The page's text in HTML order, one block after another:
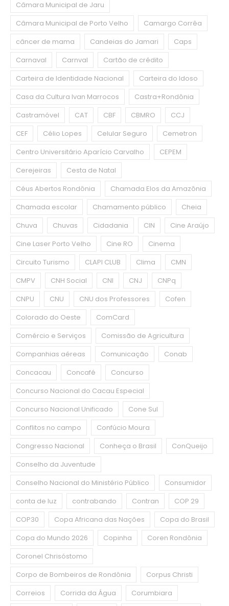
Câmara Municipal de Jaru
Câmara Municipal de Porto Velho
Camargo Corrêa
câncer de mama
Candeias do Jamari
Caps
Carnaval
Carnval
Cartão de crédito
Carteira de Identidade Nacional
Carteira do Idoso
Casa da Cultura Ivan Marrocos
Castra+Rondônia
Castramóvel
CAT CBF CBMRO
CCJ
CEF
Célio Lopes Celular Seguro
Cemetron
Centro Universitário Aparício Carvalho
CEPEM
Cerejeiras
Cesta de Natal
Céus Abertos Rondônia
Chamada Elos da Amazônia
Chamada escolar
Chamamento público
Cheia
Chuva
Chuvas Cidadania CIN
Cine Araújo
Cine Laser Porto Velho
Cine RO
Cinema
Circuito Turismo
CLAPI CLUB Clima
CMN
CMPV
CNH Social CNI CNJ
CNPq
CNPU
CNU CNU dos Professores
Cofen
Colorado do Oeste
ComCard
Comércio e Serviços
Comissão de Agricultura
Companhias aéreas
Comunicação
Conab
Concacau
Concafé
Concurso
Concurso Nacional do Cacau Especial
Concurso Nacional Unificado
Cone Sul
Conflitos no campo
Confúcio Moura
Congresso Nacional
Conheça o Brasil
ConQueijo
Conselho da Juventude
Conselho Nacional do Ministério Público
Consumidor
conta de luz
contrabando Contran
COP 29
COP30
Copa Africana das Nações
Copa do Brasil
Copa do Mundo 2026
Copinha
Coren Rondônia
Coronel Chrisóstomo
Corpo de Bombeiros de Rondônia
Corpus Christi
Correios
Corrida da Água
Corumbiara